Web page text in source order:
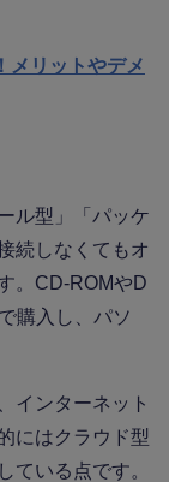
メリットやデメ
ル型」「パッケ
続しなくてもオ
。CD-ROMやD
購入し、パソ
インターネット
にはクラウド型
ている点です。